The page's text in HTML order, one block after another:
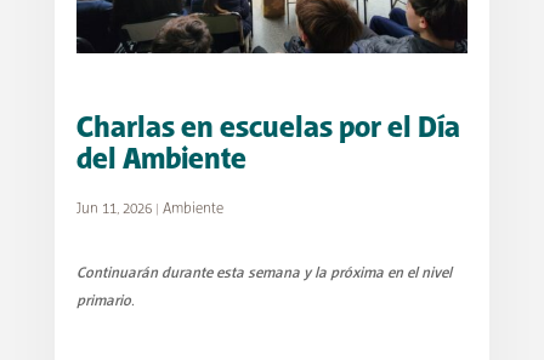
Charlas en escuelas por el Día
del Ambiente
Jun 11, 2026| Ambiente
Continuarán durante esta semana y la próxima en el nivel
primario.